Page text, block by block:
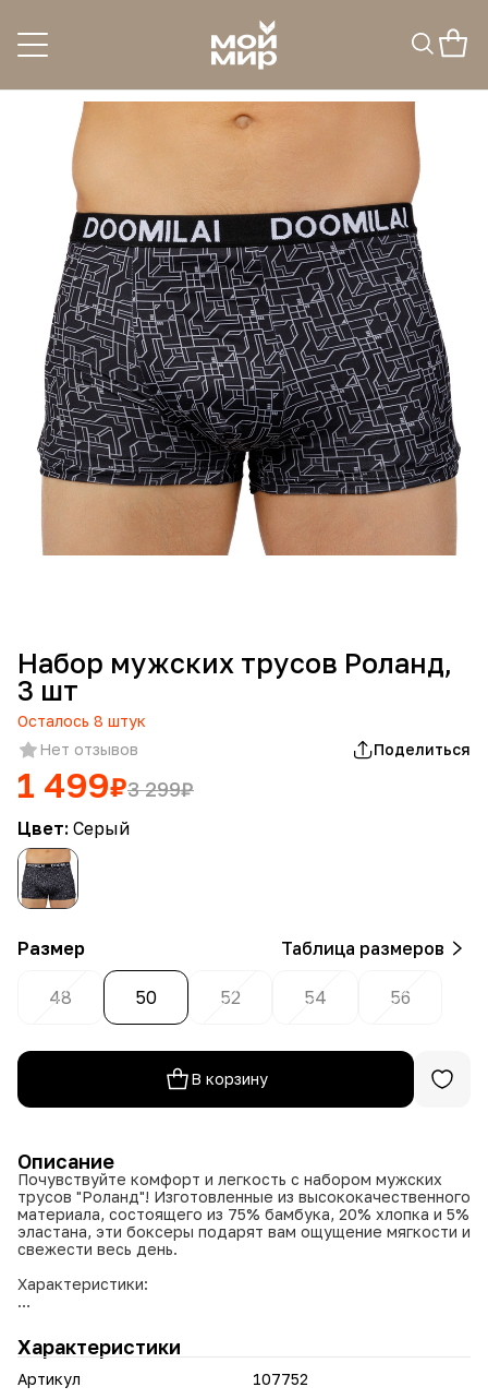
Набор мужских трусов Роланд,
3 шт
Осталось 8 штук
Нет отзывов
Поделиться
1 499₽3 299₽
Цвет: Серый
Размер Таблица размеров
48 50 52 54 56
В корзину
Описание
Почувствуйте комфорт и легкость с набором мужских
трусов "Роланд"! Изготовленные из высококачественного
материала, состоящего из 75% бамбука, 20% хлопка и 5%
эластана, эти боксеры подарят вам ощущение мягкости и
свежести весь день.
Характеристики:
Производство: Россия
Размер: 50, 52, 54, 56
Цвет: микс
Тип: боксеры
Характеристики
Артикул 107752